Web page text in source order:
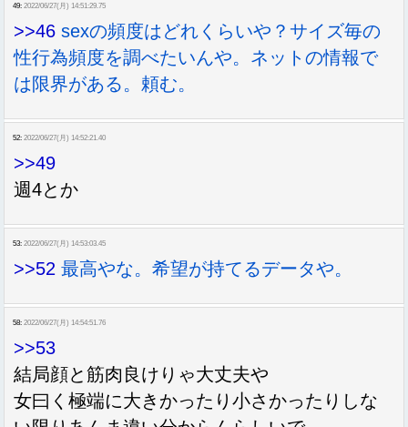
49: 2022/06/27(月) 14:51:29.75
>>46 sexの頻度はどれくらいや？サイズ毎の
性行為頻度を調べたいんや。ネットの情報で
は限界がある。頼む。
52: 2022/06/27(月) 14:52:21.40
>>49
週4とか
53: 2022/06/27(月) 14:53:03.45
>>52 最高やな。希望が持てるデータや。
58: 2022/06/27(月) 14:54:51.76
>>53
結局顔と筋肉良けりゃ大丈夫や
女曰く極端に大きかったり小さかったりしな